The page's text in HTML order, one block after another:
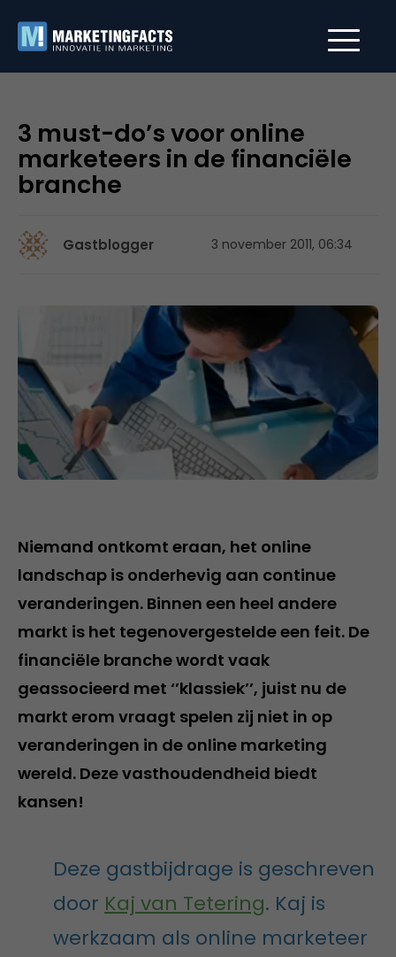
3 must-do’s voor online
marketeers in de financiële
branche
Gastblogger 3 november 2011, 06:34
Niemand ontkomt eraan, het online
landschap is onderhevig aan continue
veranderingen. Binnen een heel andere
markt is het tegenovergestelde een feit. De
financiële branche wordt vaak
geassocieerd met ‘’klassiek’’, juist nu de
markt erom vraagt spelen zij niet in op
veranderingen in de online marketing
wereld. Deze vasthoudendheid biedt
kansen!
Deze gastbijdrage is geschreven
door Kaj van Tetering. Kaj is
werkzaam als online marketeer